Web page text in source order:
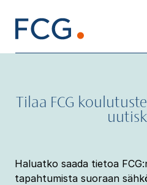
content
Tilaa FCG
Haluatko saada tietoa
tapahtumista suoraan